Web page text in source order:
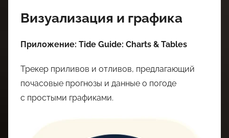
Визуализация и графика
Приложение: Tide Guide: Charts & Tables
Трекер приливов и отливов, предлагающий
почасовые прогнозы и данные о погоде
с простыми графиками.